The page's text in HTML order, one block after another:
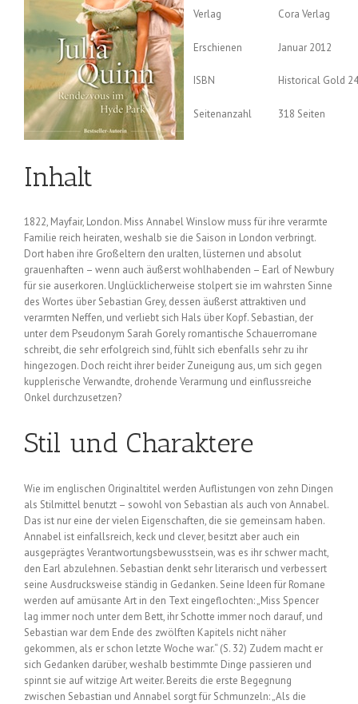
Verlag Cora Verlag
Erschienen Januar 2012
ISBN Historical Gold
Seitenanzahl 318 Seiten
Inhalt
1822, Mayfair, London. Miss Annabel Winslow muss für ihre verarmte
Familie reich heiraten, weshalb sie die Saison in London verbringt.
Dort haben ihre Großeltern den uralten, lüsternen und absolut
grauenhaften – wenn auch äußerst wohlhabenden – Earl of Newbury
für sie auserkoren. Unglücklicherweise stolpert sie im wahrsten Sinne
des Wortes über Sebastian Grey, dessen äußerst attraktiven und
verarmten Neffen, und verliebt sich Hals über Kopf. Sebastian, der
unter dem Pseudonym Sarah Gorely romantische Schauerromane
schreibt, die sehr erfolgreich sind, fühlt sich ebenfalls sehr zu ihr
hingezogen. Doch reicht ihrer beider Zuneigung aus, um sich gegen
kupplerische Verwandte, drohende Verarmung und einflussreiche
Onkel durchzusetzen?
Stil und Charaktere
Wie im englischen Originaltitel werden Auflistungen von zehn Dingen
als Stilmittel benutzt – sowohl von Sebastian als auch von Annabel.
Das ist nur eine der vielen Eigenschaften, die sie gemeinsam haben.
Annabel ist einfallsreich, keck und clever, besitzt aber auch ein
ausgeprägtes Verantwortungsbewusstsein, was es ihr schwer macht,
den Earl abzulehnen. Sebastian denkt sehr literarisch und verbessert
seine Ausdrucksweise ständig in Gedanken. Seine Ideen für Romane
werden auf amüsante Art in den Text eingeflochten: „Miss Spencer
lag immer noch unter dem Bett, ihr Schotte immer noch darauf, und
Sebastian war dem Ende des zwölften Kapitels nicht näher
gekommen, als er schon letzte Woche war.“ (S. 32) Zudem macht er
sich Gedanken darüber, weshalb bestimmte Dinge passieren und
spinnt sie auf witzige Art weiter. Bereits die erste Begegnung
zwischen Sebastian und Annabel sorgt für Schmunzeln: „Als die